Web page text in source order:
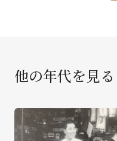
他の年代を見る